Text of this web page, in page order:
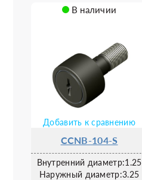
В наличии
Добавить к сравнению
CCNB-104-S
Внутренний диаметр:1.25
Наружный диаметр:3.25